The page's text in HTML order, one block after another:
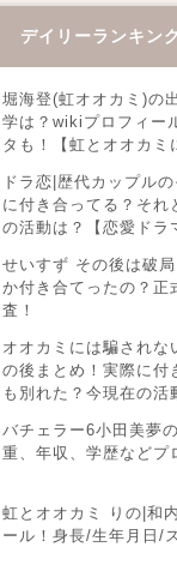
デイリーランキン
堀海登(虹オオカミ)の
学は？wikiプロフィー
タも！【虹とオオカミ
ドラ恋|歴代カップル
に付き合ってる？それ
の活動は？【恋愛ドラ
せいすず その後は破
か付き合てったの？正
査！
オオカミには騙されな
の後まとめ！実際に付
も別れた？今現在の活
バチェラー6小田美夢
重、年収、学歴などプ
虹とオオカミ りの|和
ール！身長/生年月日/